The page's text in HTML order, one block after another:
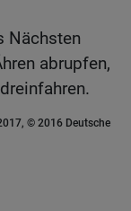
Nächsten
abrupfen,
© 2016 Deutsche